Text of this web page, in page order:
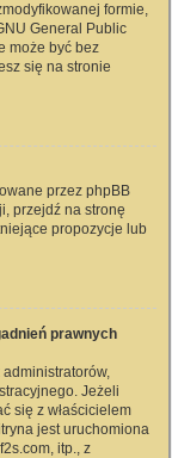
formie,
General Public
może być bez
się na stronie
przez phpBB
przejdź na stronę
propozycje lub
prawnych
Jeżeli
się z właścicielem
jest uruchomiona
itp., z